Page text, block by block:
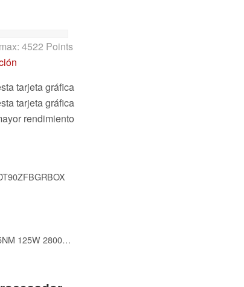
4522 Points
tarjeta gráfica
tarjeta gráfica
rendimiento
AMD Phenom II X6 1055T AM3 PIB 2.8G 9 MB 45NM 125W 2800MHZ 2.8 6 Socket AM3, HDT55TFBGRBOX